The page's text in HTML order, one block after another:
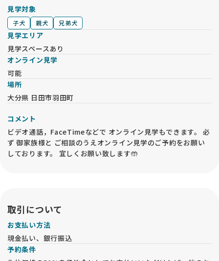
見学対象
子犬 親犬 兄弟犬
見学エリア
見学スペースあり
オンライン見学
可能
場所
大分県 日田市羽田町
コメント
ビデオ通話，FaceTimeなどで オンライン見学もできます。 必
ず 御家族様と ご相談のうえオンライン見学のご予約をお願い
しております。 宜しくお願い致します🤲
取引について
お支払い方法
現金払い、銀行振込
予約条件